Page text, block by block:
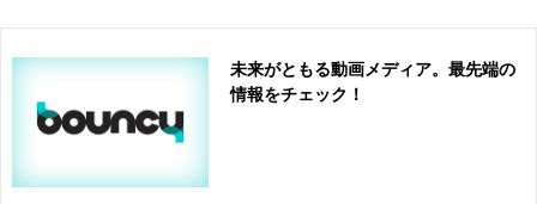
未来がともる動画メディア。最先端の
情報をチェック！